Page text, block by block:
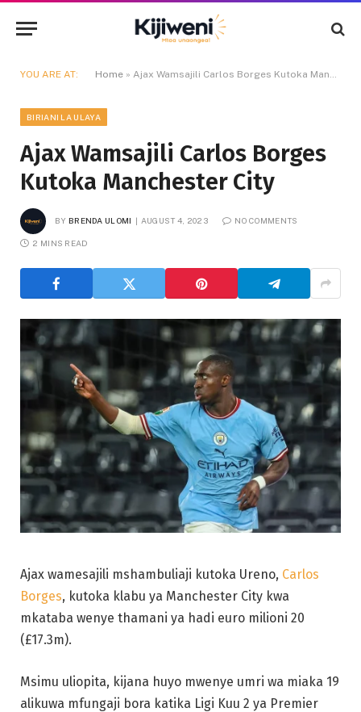
YOU ARE AT: Home » Ajax Wamsajili Carlos Borges Kutoka Manchester City
BIRIANI LA ULAYA
Ajax Wamsajili Carlos Borges
Kutoka Manchester City
BY BRENDA ULOMI AUGUST 4, 2023 NO COMMENTS
2 MINS READ
Ajax wamesajili mshambuliaji kutoka Ureno, Carlos
Borges, kutoka klabu ya Manchester City kwa
mkataba wenye thamani ya hadi euro milioni 20
(£17.3m).
Msimu uliopita, kijana huyo mwenye umri wa miaka 19
alikuwa mfungaji bora katika Ligi Kuu 2 ya Premier